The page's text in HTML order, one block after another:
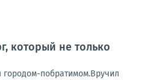
который не только
городом-побратимом.Вручил